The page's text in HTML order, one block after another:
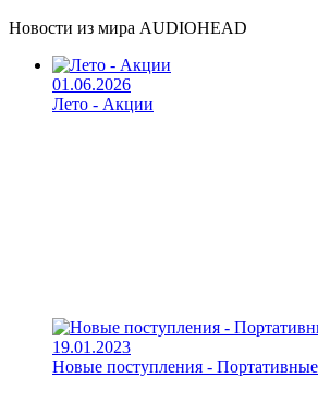
Новости из мира AUDIOHEAD
01.06.2026
Лето - Акции
19.01.2023
Новые поступления -